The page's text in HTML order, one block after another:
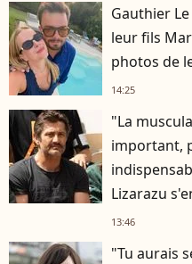
Gauthier
leur fils
photos de
14:25
"La
important,
Lizarazu
rester
13:46
"Tu aurais